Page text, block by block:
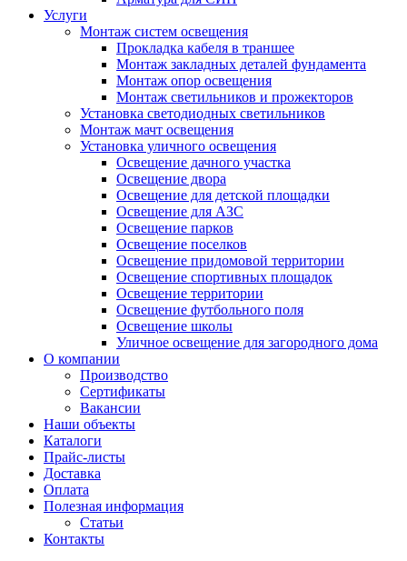
Услуги
Монтаж систем освещения
Прокладка кабеля в траншее
Монтаж закладных деталей фундамента
Монтаж опор освещения
Монтаж светильников и прожекторов
Установка светодиодных светильников
Монтаж мачт освещения
Установка уличного освещения
Освещение дачного участка
Освещение двора
Освещение для детской площадки
Освещение для АЗС
Освещение парков
Освещение поселков
Освещение придомовой территории
Освещение спортивных площадок
Освещение территории
Освещение футбольного поля
Освещение школы
Уличное освещение для загородного дома
О компании
Производство
Сертификаты
Вакансии
Наши объекты
Каталоги
Прайс-листы
Доставка
Оплата
Полезная информация
Статьи
Контакты